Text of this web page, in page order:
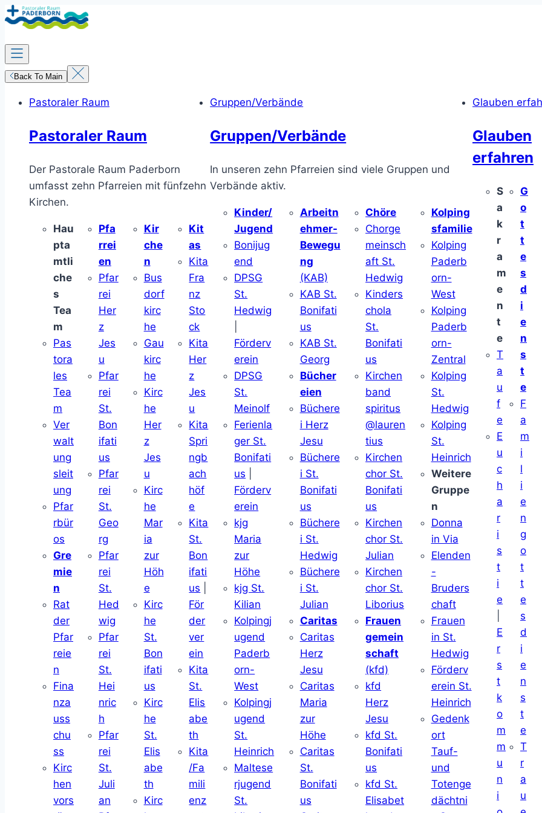
Zum
Inhalt
springen
Back To Main
Pastoraler Raum
Pastoraler Raum
Der Pastorale Raum Paderborn
umfasst zehn Pfarreien mit fünfzehn
Kirchen.
Hau
pta
mtli
che
s
Tea
m
Pas
tora
les
Tea
m
Ver
walt
ung
sleit
ung
Pfar
rbür
os
Gre
mie
n
Rat
der
Pfar
reie
n
Fina
nza
uss
chu
ss
Kirc
hen
vors
Pfa
rrei
en
Pfar
rei
Her
z
Jes
u
Pfar
rei
St.
Bon
ifati
us
Pfar
rei
St.
Geo
rg
Pfar
rei
St.
Hed
wig
Pfar
rei
St.
Hei
nric
h
Pfar
rei
St.
Juli
an
Kir
che
n
Bus
dorf
kirc
he
Gau
kirc
he
Kirc
he
Her
z
Jes
u
Kirc
he
Mar
ia
zur
Höh
e
Kirc
he
St.
Bon
ifati
us
Kirc
he
St.
Elis
abe
th
Kirc
Kit
as
Kita
Fra
nz
Sto
ck
Kita
Her
z
Jes
u
Kita
Spri
ngb
ach
höf
e
Kita
St.
Bon
ifati
us
För
der
ver
ein
Kita
St.
Elis
abe
th
Kita
/Fa
mili
enz
Gruppen/Verbände
Gruppen/Verbände
In unseren zehn Pfarreien sind viele Gruppen und
Verbände aktiv.
Kinder/
Jugend
Bonijug
end
DPSG
St.
Hedwig
Förderv
erein
DPSG
St.
Meinolf
Ferienla
ger St.
Bonifati
us
Förderv
erein
kjg
Maria
zur
Höhe
kjg St.
Kilian
Kolpingj
ugend
Paderb
orn-
West
Kolpingj
ugend
St.
Heinrich
Maltese
rjugend
St.
Arbeitn
ehmer-
Bewegu
ng
(KAB)
KAB St.
Bonifati
us
KAB St.
Georg
Bücher
eien
Büchere
i Herz
Jesu
Büchere
i St.
Bonifati
us
Büchere
i St.
Hedwig
Büchere
i St.
Julian
Caritas
Caritas
Herz
Jesu
Caritas
Maria
zur
Höhe
Caritas
St.
Bonifati
us
Chöre
Chorge
meinsch
aft St.
Hedwig
Kinders
chola
St.
Bonifati
us
Kirchen
band
spiritus
@lauren
tius
Kirchen
chor St.
Bonifati
us
Kirchen
chor St.
Julian
Kirchen
chor St.
Liborius
Frauen
gemein
schaft
(kfd)
kfd
Herz
Jesu
kfd St.
Bonifati
us
kfd St.
Elisabet
Kolping
sfamilie
Kolping
Paderb
orn-
West
Kolping
Paderb
orn-
Zentral
Kolping
St.
Hedwig
Kolping
St.
Heinrich
Weitere
Gruppe
n
Donna
in Via
Elenden
-
Bruders
chaft
Frauen
in St.
Hedwig
Förderv
erein St.
Heinrich
Gedenk
ort
Tauf-
und
Totenge
dächtni
Glauben
Glauben
erfahren
S
a
k
r
a
m
e
n
t
e
T
a
u
f
e
E
u
c
h
a
r
i
s
t
i
e
E
r
s
t
k
o
m
m
u
n
i
G
o
t
t
e
s
d
i
e
n
s
t
e
F
a
m
i
l
i
e
n
g
o
t
t
e
s
d
i
e
n
s
t
e
T
r
a
u